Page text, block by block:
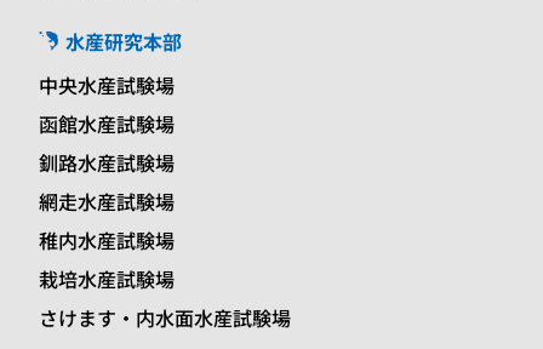
水産研究本部
中央水産試験場
函館水産試験場
釧路水産試験場
網走水産試験場
稚内水産試験場
栽培水産試験場
さけます・内水面水産試験場